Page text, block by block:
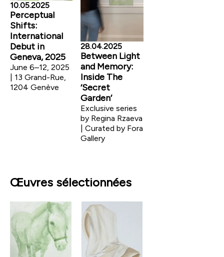
10.05.2025
Perceptual
Shifts:
International
Debut in
Geneva, 2025
June 6–12, 2025
| 13 Grand-Rue,
1204 Genève
28.04.2025
Between Light
and Memory:
Inside The
‘Secret
Garden’
Exclusive series
by Regina Rzaeva
| Curated by Fora
Gallery
Œuvres sélectionnées